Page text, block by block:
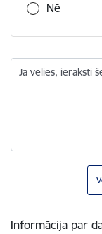
Nē
Ja vēlies, ieraksti
Informācija par